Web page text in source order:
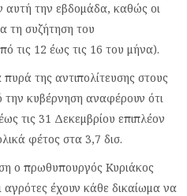
αυτή την εβδομάδα, καθώς οι
τη συζήτηση του
τις 12 έως τις 16 του μήνα).
πυρά της αντιπολίτευσης στους
την κυβέρνηση αναφέρουν ότι
τις 31 Δεκεμβρίου επιπλέον
φέτος στα 3,7 δισ.
ο πρωθυπουργός Κυριάκος
έχουν κάθε δικαίωμα να